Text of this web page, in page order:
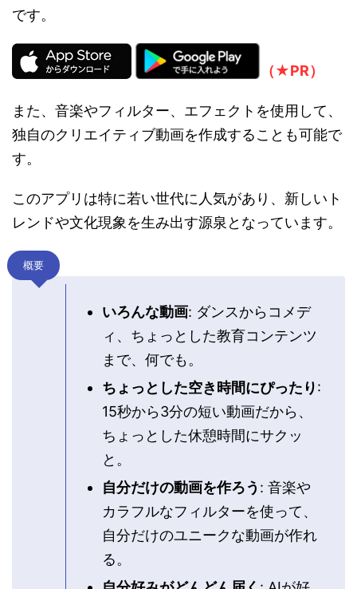
です。
（★PR）
また、音楽やフィルター、エフェクトを使用して、
独自のクリエイティブ動画を作成することも可能で
す。
このアプリは特に若い世代に人気があり、新しいト
レンドや文化現象を生み出す源泉となっています。
概要
いろんな動画: ダンスからコメデ
ィ、ちょっとした教育コンテンツ
まで、何でも。
ちょっとした空き時間にぴったり:
15秒から3分の短い動画だから、
ちょっとした休憩時間にサクッ
と。
自分だけの動画を作ろう : 音楽や
カラフルなフィルターを使って、
自分だけのユニークな動画が作れ
る。